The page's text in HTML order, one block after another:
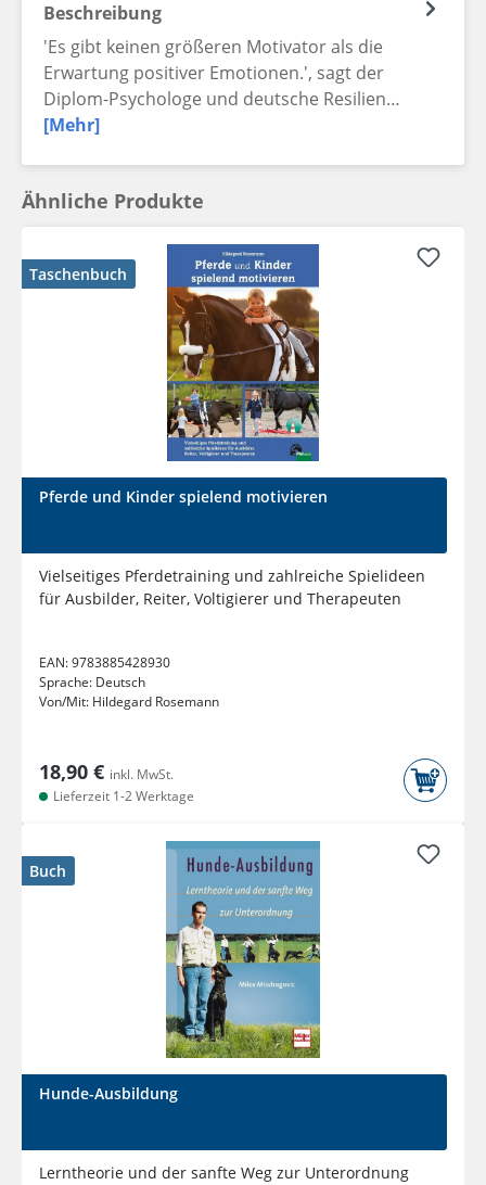
Beschreibung
'Es gibt keinen größeren Motivator als die
Erwartung positiver Emotionen.', sagt der
Diplom-Psychologe und deutsche Resilien…
[Mehr]
Ähnliche Produkte
Taschenbuch
Pferde und Kinder spielend motivieren
Vielseitiges Pferdetraining und zahlreiche Spielideen
für Ausbilder, Reiter, Voltigierer und Therapeuten
EAN:9783885428930
Sprache: Deutsch
Von/Mit: Hildegard Rosemann
18,90 € inkl. MwSt.
Lieferzeit 1-2 Werktage
Buch
Hunde-Ausbildung
Lerntheorie und der sanfte Weg zur Unterordnung